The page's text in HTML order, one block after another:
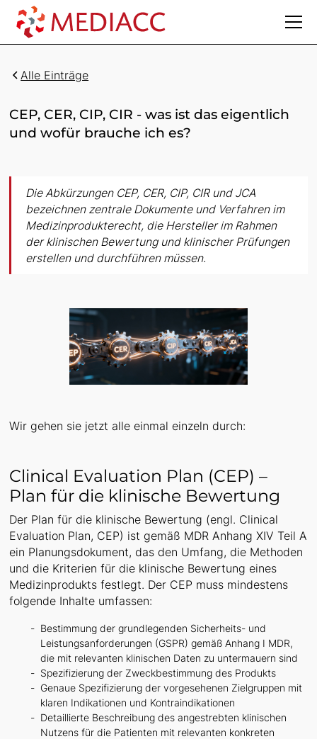
Alle Einträge
CEP, CER, CIP, CIR - was ist das eigentlich
und wofür brauche ich es?
Die Abkürzungen CEP, CER, CIP, CIR und JCA
bezeichnen zentrale Dokumente und Verfahren im
Medizinprodukterecht, die Hersteller im Rahmen
der klinischen Bewertung und klinischer Prüfungen
erstellen und durchführen müssen.
Wir gehen sie jetzt alle einmal einzeln durch:
Clinical Evaluation Plan (CEP) –
Plan für die klinische Bewertung
Der Plan für die klinische Bewertung (engl. Clinical
Evaluation Plan, CEP) ist gemäß MDR Anhang XIV Teil A
ein Planungsdokument, das den Umfang, die Methoden
und die Kriterien für die klinische Bewertung eines
Medizinprodukts festlegt. Der CEP muss mindestens
folgende Inhalte umfassen:
Bestimmung der grundlegenden Sicherheits- und
Leistungsanforderungen (GSPR) gemäß Anhang I MDR,
die mit relevanten klinischen Daten zu untermauern sind
Spezifizierung der Zweckbestimmung des Produkts
Genaue Spezifizierung der vorgesehenen Zielgruppen mit
klaren Indikationen und Kontraindikationen
Detaillierte Beschreibung des angestrebten klinischen
Nutzens für die Patienten mit relevanten konkreten